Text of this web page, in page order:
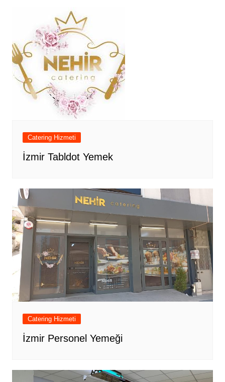
Catering Hizmeti
İzmir Tabldot Yemek
Catering Hizmeti
İzmir Personel Yemeği